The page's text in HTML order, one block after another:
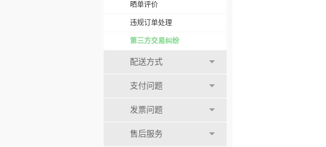
晒单评价
违规订单处理
第三方交易纠纷
配送方式
支付问题
发票问题
售后服务